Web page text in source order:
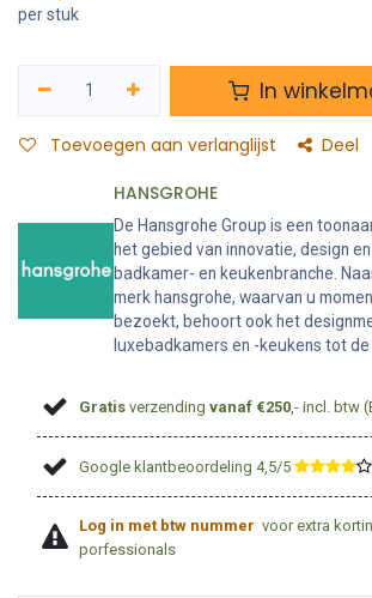
per stuk
In
Toevoegen aan verlanglijst Deel
HANSGROHE
De Hansgrohe Group is een
het gebied van innovatie, design
badkamer- en keukenbranche.
merk hansgrohe, waarvan u
bezoekt, behoort ook het
luxebadkamers en -keukens tot de
Gratis verzendingvanaf €250 ,- incl. btw
Google klantbeoordeling 4,5/5 ​
Log in met btw nummer voor extra
porfessionals